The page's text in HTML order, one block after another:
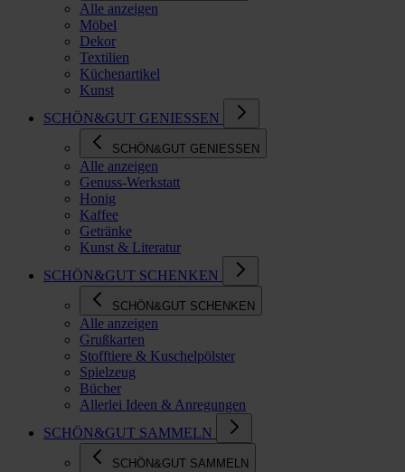
Alle anzeigen
Möbel
Dekor
Textilien
Küchenartikel
Kunst
SCHÖN&GUT GENIESSEN
SCHÖN&GUT GENIESSEN
Alle anzeigen
Genuss-Werkstatt
Honig
Kaffee
Getränke
Kunst & Literatur
SCHÖN&GUT SCHENKEN
SCHÖN&GUT SCHENKEN
Alle anzeigen
Grußkarten
Stofftiere & Kuschelpölster
Spielzeug
Bücher
Allerlei Ideen & Anregungen
SCHÖN&GUT SAMMELN
SCHÖN&GUT SAMMELN